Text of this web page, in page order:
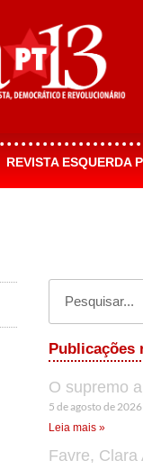
REVISTA ESQUERDA
Publicações
O supremo
5 de agosto de 2026
Leia mais »
Favre, Clara